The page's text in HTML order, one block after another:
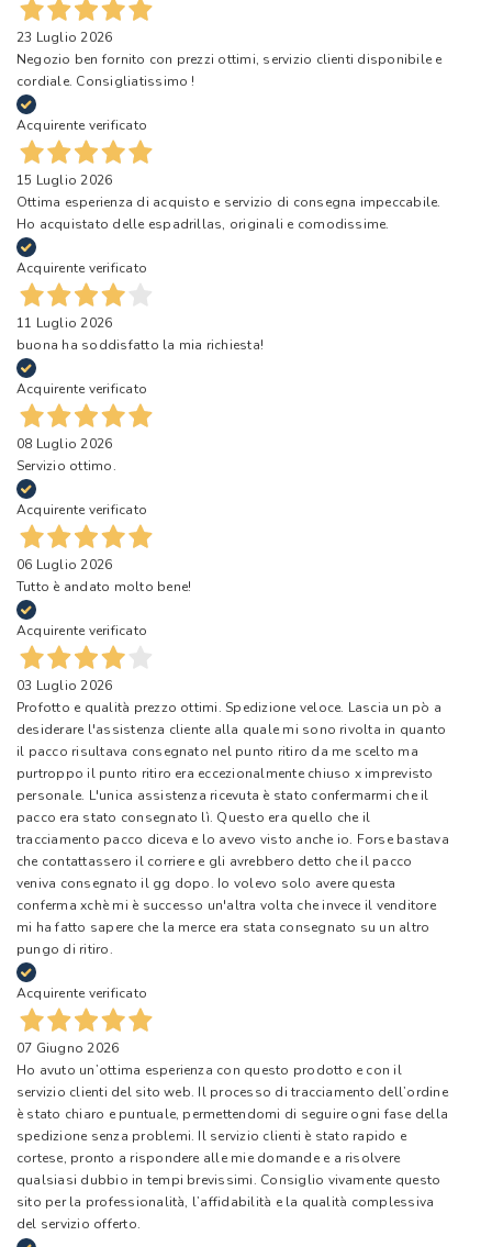
23 Luglio 2026
Negozio ben fornito con prezzi ottimi, servizio clienti disponibile e
cordiale. Consigliatissimo !
Acquirente verificato
15 Luglio 2026
Ottima esperienza di acquisto e servizio di consegna impeccabile.
Ho acquistato delle espadrillas, originali e comodissime.
Acquirente verificato
11 Luglio 2026
buona ha soddisfatto la mia richiesta!
Acquirente verificato
08 Luglio 2026
Servizio ottimo.
Acquirente verificato
06 Luglio 2026
Tutto è andato molto bene!
Acquirente verificato
03 Luglio 2026
Profotto e qualità prezzo ottimi. Spedizione veloce. Lascia un pò a
desiderare l'assistenza cliente alla quale mi sono rivolta in quanto
il pacco risultava consegnato nel punto ritiro da me scelto ma
purtroppo il punto ritiro era eccezionalmente chiuso x imprevisto
personale. L'unica assistenza ricevuta è stato confermarmi che il
pacco era stato consegnato lì. Questo era quello che il
tracciamento pacco diceva e lo avevo visto anche io. Forse bastava
che contattassero il corriere e gli avrebbero detto che il pacco
veniva consegnato il gg dopo. Io volevo solo avere questa
conferma xchè mi è successo un'altra volta che invece il venditore
mi ha fatto sapere che la merce era stata consegnato su un altro
pungo di ritiro.
Acquirente verificato
07 Giugno 2026
Ho avuto un’ottima esperienza con questo prodotto e con il
servizio clienti del sito web. Il processo di tracciamento dell’ordine
è stato chiaro e puntuale, permettendomi di seguire ogni fase della
spedizione senza problemi. Il servizio clienti è stato rapido e
cortese, pronto a rispondere alle mie domande e a risolvere
qualsiasi dubbio in tempi brevissimi. Consiglio vivamente questo
sito per la professionalità, l’affidabilità e la qualità complessiva
del servizio offerto.